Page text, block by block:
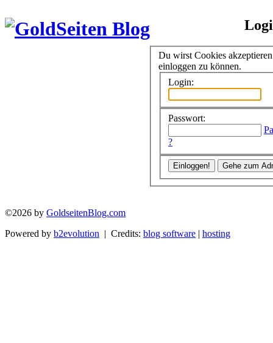
Du wirst Cookies
einloggen zu können.
Login:
Passwort:
?
©2026 by GoldseitenBlog.com
Powered by b2evolution | Credits: blog software | hosting